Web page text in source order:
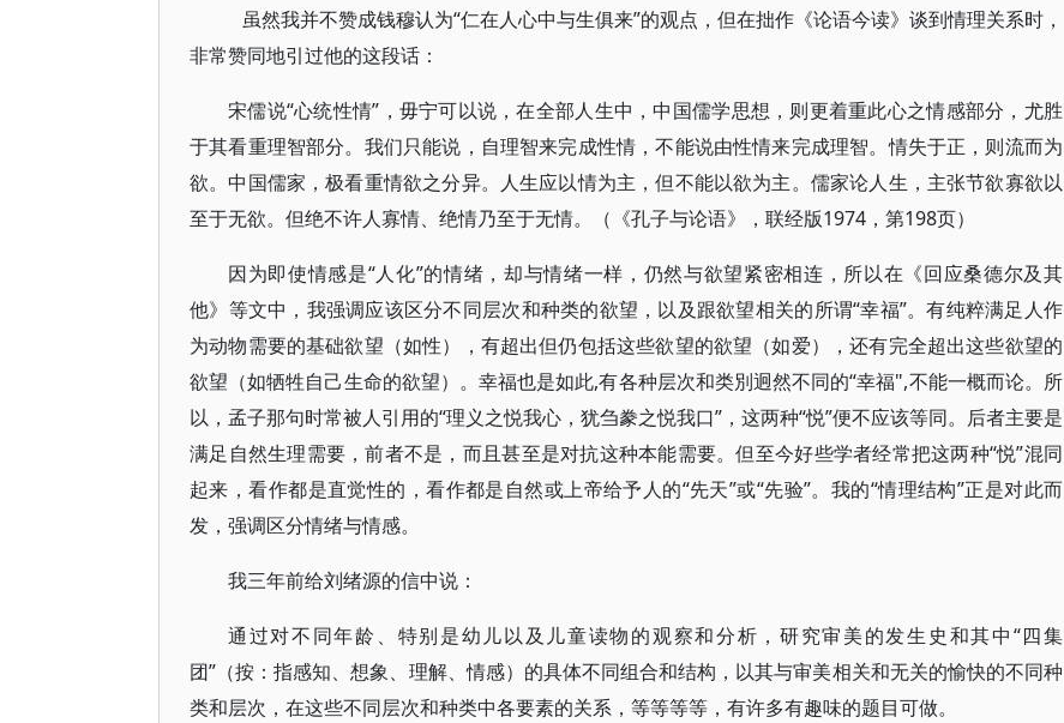
虽然我并不赞成钱穆认为“仁在人心中与生俱来”的观点，但在拙作《论语今读》谈到情理关系时，
非常赞同地引过他的这段话：
宋儒说“心统性情”，毋宁可以说，在全部人生中，中国儒学思想，则更着重此心之情感部分，尤胜
于其看重理智部分。我们只能说，自理智来完成性情，不能说由性情来完成理智。情失于正，则流而为
欲。中国儒家，极看重情欲之分异。人生应以情为主，但不能以欲为主。儒家论人生，主张节欲寡欲以
至于无欲。但绝不许人寡情、绝情乃至于无情。（《孔子与论语》，联经版1974，第198页）
因为即使情感是“人化”的情绪，却与情绪一样，仍然与欲望紧密相连，所以在《回应桑德尔及其
他》等文中，我强调应该区分不同层次和种类的欲望，以及跟欲望相关的所谓“幸福”。有纯粹满足人作
为动物需要的基础欲望（如性），有超出但仍包括这些欲望的欲望（如爱），还有完全超出这些欲望的
欲望（如牺牲自己生命的欲望）。幸福也是如此,有各种层次和类別迥然不同的“幸福",不能一概而论。所
以，孟子那句时常被人引用的“理义之悦我心，犹刍豢之悦我口”，这两种“悦”便不应该等同。后者主要是
满足自然生理需要，前者不是，而且甚至是对抗这种本能需要。但至今好些学者经常把这两种“悦”混同
起来，看作都是直觉性的，看作都是自然或上帝给予人的“先天”或“先验”。我的“情理结构”正是对此而
发，强调区分情绪与情感。
我三年前给刘绪源的信中说：
通过对不同年龄、特别是幼儿以及儿童读物的观察和分析，研究审美的发生史和其中“四集
团”（按：指感知、想象、理解、情感）的具体不同组合和结构，以其与审美相关和无关的愉快的不同种
类和层次，在这些不同层次和种类中各要素的关系，等等等等，有许多有趣味的题目可做。